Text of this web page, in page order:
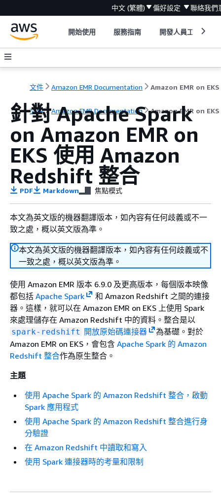
中文 (繁體) 偏好設定 聯絡我們
開始使用 服務指南 開發人員工具
文件 Amazon EMR Documentation
文件 Amazon EMR Documentation Amazon EMR on
針對 Apache Spark
on Amazon EMR on
EKS 使用 Amazon
Redshift 整合
PDF Markdown 焦點模式
本文為英文版的機器翻譯版本，如內容有任何歧義或不一
致之處，概以英文版為準。
本文為英文版的機器翻譯版本，如內容有任何歧義或不
一致之處，概以英文版為準。
使用 Amazon EMR 版本 6.9.0 及更高版本，每個版本映像
都包括 Apache Spark
和 Amazon Redshift 之間的連接
器。這樣，就可以在 Amazon EMR on EKS 上使用 Spark
來處理儲存在 Amazon Redshift 中的資料。整合是以
spark-redshift 開放原始碼連接器
為基礎。對於
Amazon EMR on EKS，會包含 Apache Spark 的 Amazon
Redshift 整合作為原生整合。
主題
使用 Apache Spark 的 Amazon Redshift 整合，啟動
Spark 應用程式
使用 Apache Spark 的 Amazon Redshift 整合進行身
分驗證
在 Amazon Redshift 中讀取和寫入
使用 Spark 連接器時的考量和限制